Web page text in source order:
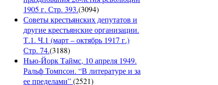
1905 г. Стр. 393.(3094)
Советы крестьянских депутатов и
другие крестьянские организации.
Т.1. Ч.1 (март – октябрь 1917 г.)
Стр. 74.(3188)
Нью-Йорк Таймс, 10 апреля 1949.
Ральф Томпсон. “В литературе и за
ее пределами”(2521)